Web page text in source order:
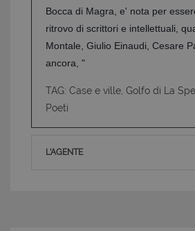
Bocca di Magra, e' nota per
ritrovo di scrittori e intellettuali,
Montale, Giulio Einaudi, Cesare
ancora, "
TAG: Case e ville, Golfo di La
Poeti
L'AGENTE
Nome
Provider/
PHPSESSID
PHP.net